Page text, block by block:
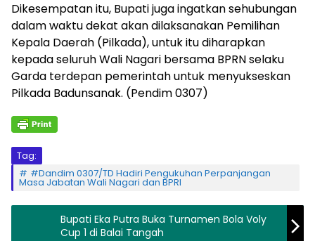
Dikesempatan itu, Bupati juga ingatkan sehubungan
dalam waktu dekat akan dilaksanakan Pemilihan
Kepala Daerah (Pilkada), untuk itu diharapkan
kepada seluruh Wali Nagari bersama BPRN selaku
Garda terdepan pemerintah untuk menyukseskan
Pilkada Badunsanak. (Pendim 0307)
Tag:
#Dandim 0307/TD Hadiri Pengukuhan Perpanjangan
Masa Jabatan Wali Nagari dan BPRI
Bupati Eka Putra Buka Turnamen Bola Voly
Cup 1 di Balai Tangah